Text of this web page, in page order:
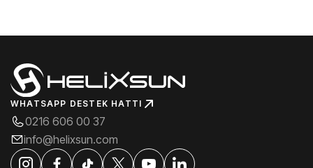
WHATSAPP DESTEK HATTI
0216 606 00 37
info@helixsun.com